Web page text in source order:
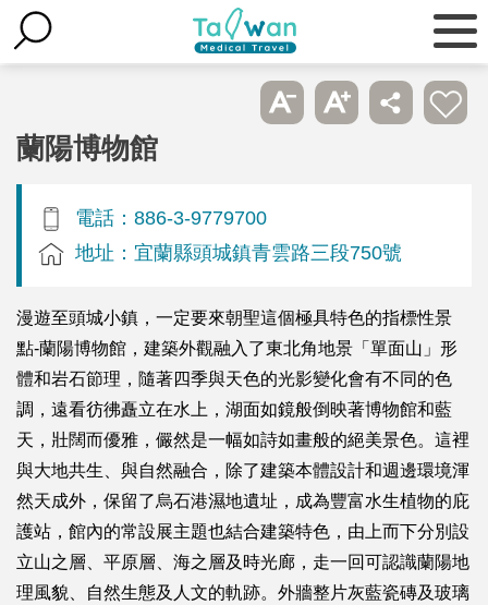
蘭陽博物館
電話：886-3-9779700
地址：宜蘭縣頭城鎮青雲路三段750號
漫遊至頭城小鎮，一定要來朝聖這個極具特色的指標性景
點-蘭陽博物館，建築外觀融入了東北角地景「單面山」形
體和岩石節理，隨著四季與天色的光影變化會有不同的色
調，遠看彷彿矗立在水上，湖面如鏡般倒映著博物館和藍
天，壯闊而優雅，儼然是一幅如詩如畫般的絕美景色。這裡
與大地共生、與自然融合，除了建築本體設計和週邊環境渾
然天成外，保留了烏石港濕地遺址，成為豐富水生植物的庇
護站，館內的常設展主題也結合建築特色，由上而下分別設
立山之層、平原層、海之層及時光廊，走一回可認識蘭陽地
理風貌、自然生態及人文的軌跡。外牆整片灰藍瓷磚及玻璃